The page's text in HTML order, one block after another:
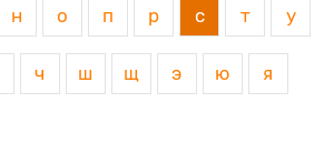
н о п р с т у
ч ш щ э ю я